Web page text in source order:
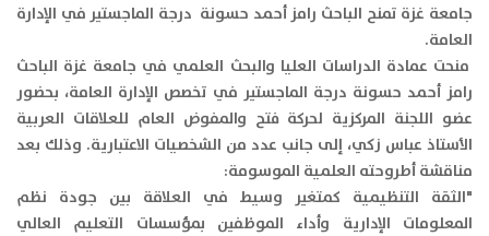
جامعة غزة تمنح الباحث رامز أحمد حسونة درجة الماجستير في الإدارة
العامة.
منحت عمادة الدراسات العليا والبحث العلمي في جامعة غزة الباحث
رامز أحمد حسونة درجة الماجستير في تخصص الإدارة العامة، بحضور
عضو اللجنة المركزية لحركة فتح والمفوض العام للعلاقات العربية
الأستاذ عباس زكي، إلى جانب عدد من الشخصيات الاعتبارية. وذلك بعد
مناقشة أطروحته العلمية الموسومة:
"الثقة التنظيمية كمتغير وسيط في العلاقة بين جودة نظم
المعلومات الإدارية وأداء الموظفين بمؤسسات التعليم العالي